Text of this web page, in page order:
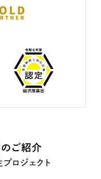
ご紹介
ロジェクト